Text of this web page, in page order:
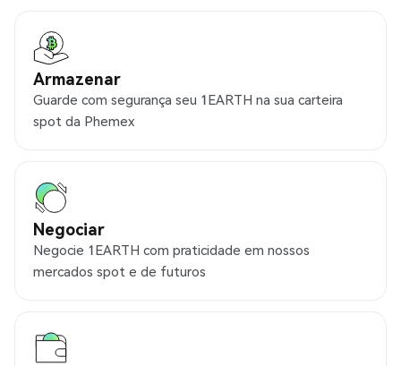
Armazenar
Guarde com segurança seu 1EARTH na sua carteira
spot da Phemex
Negociar
Negocie 1EARTH com praticidade em nossos
mercados spot e de futuros